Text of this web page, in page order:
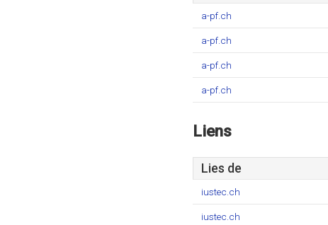
a-pf.ch
a-pf.ch
a-pf.ch
a-pf.ch
Liens
Lies de
iustec.ch
iustec.ch